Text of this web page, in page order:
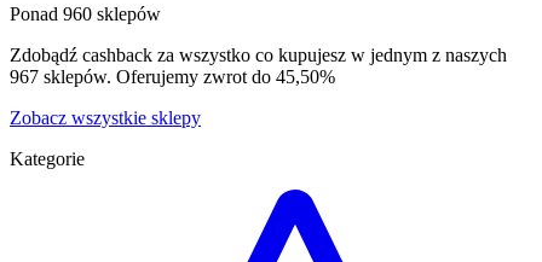
Ponad 960 sklepów
Zdobądź cashback za wszystko co kupujesz w jednym z naszych
967 sklepów. Oferujemy zwrot do 45,50%
Zobacz wszystkie sklepy
Kategorie